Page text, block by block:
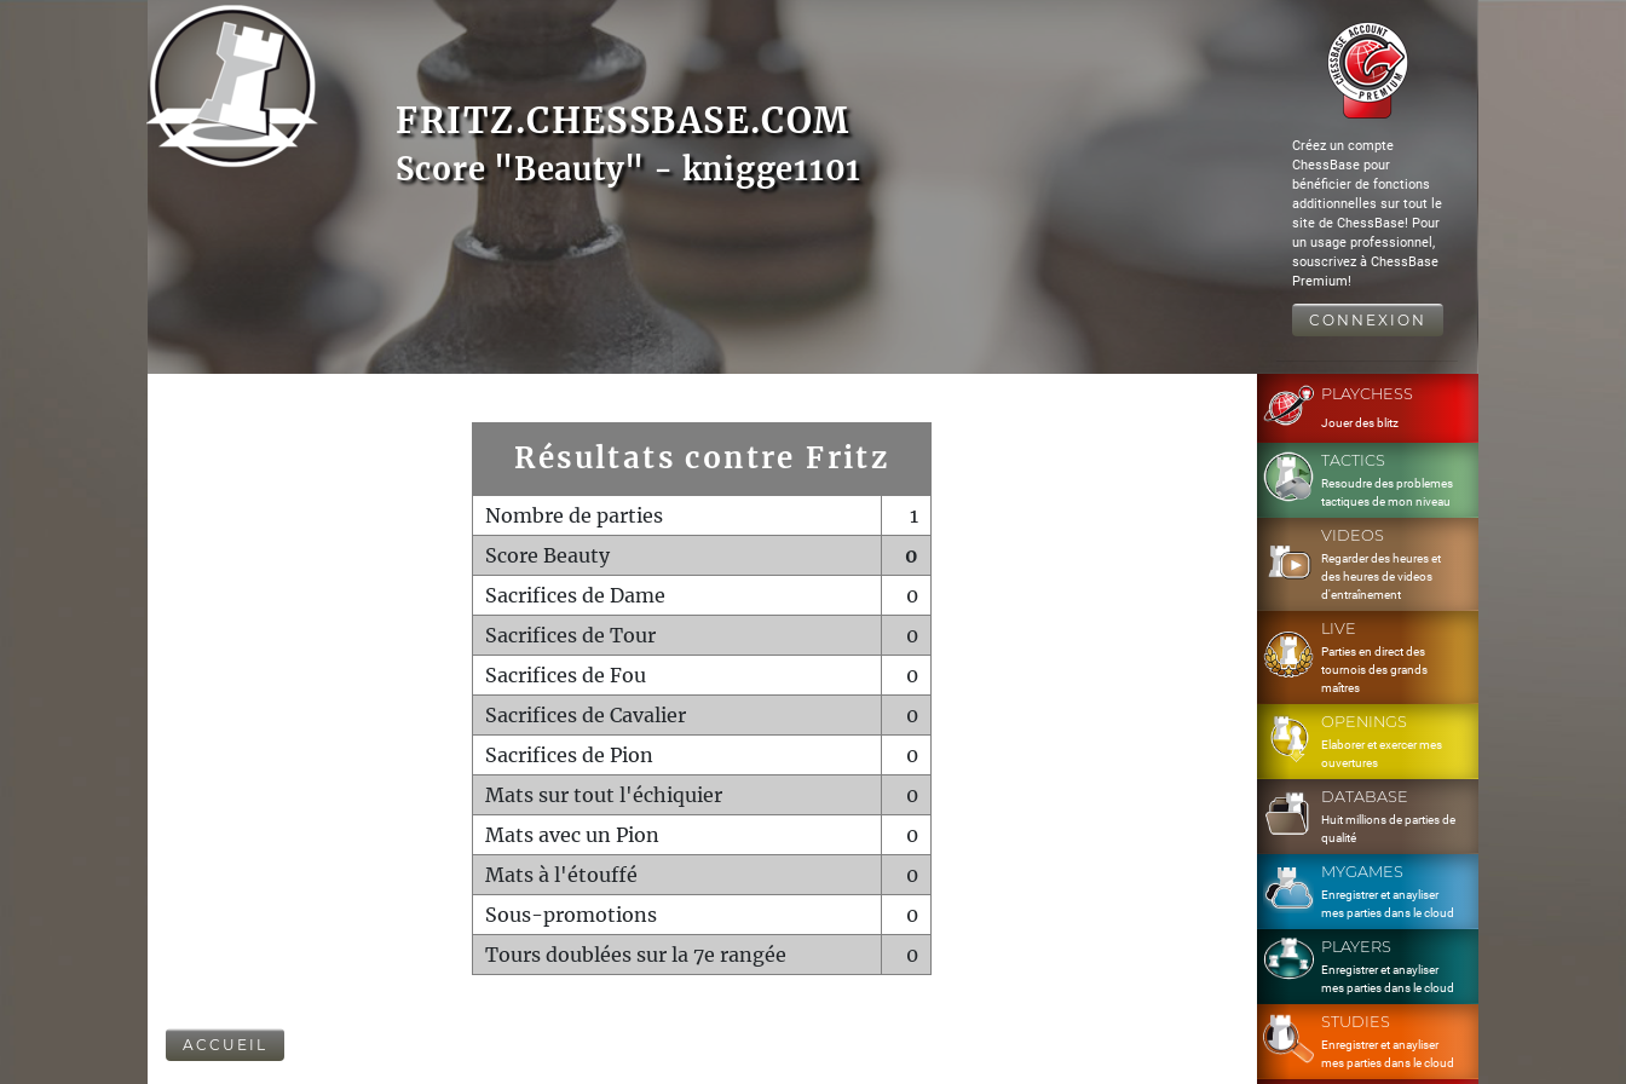
FRITZ.CHESSBASE.COM
Score "Beauty" - knigge1101
Créez un compte
ChessBase pour
bénéficier de fonctions
additionnelles sur tout le
site de ChessBase! Pour
un usage professionnel,
souscrivez à ChessBase
Premium!
CONNEXION
Résultats contre Fritz
Nombre de parties
1
Score Beauty
0
Sacrifices de Dame
0
Sacrifices de Tour
0
Sacrifices de Fou
0
Sacrifices de Cavalier
0
Sacrifices de Pion
0
Mats sur tout l'échiquier
0
Mats avec un Pion
0
Mats à l'étouffé
0
Sous-promotions
0
Tours doublées sur la 7e rangée
0
ACCUEIL
PLAYCHESS
Jouer des blitz
TACTICS
Resoudre des problemes
tactiques de mon niveau
VIDEOS
Regarder des heures et
des heures de videos
d'entraînement
LIVE
Parties en direct des
tournois des grands
maîtres
OPENINGS
Elaborer et exercer mes
ouvertures
DATABASE
Huit millions de parties de
qualité
MYGAMES
Enregistrer et anayliser
mes parties dans le cloud
PLAYERS
Enregistrer et anayliser
mes parties dans le cloud
STUDIES
Enregistrer et anayliser
mes parties dans le cloud